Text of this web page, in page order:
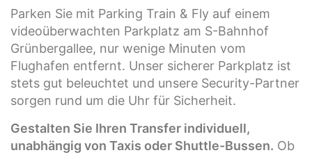
Parken Sie mit Parking Train & Fly auf einem
videoüberwachten Parkplatz am S-Bahnhof
Grünbergallee, nur wenige Minuten vom
Flughafen entfernt. Unser sicherer Parkplatz ist
stets gut beleuchtet und unsere Security-Partner
sorgen rund um die Uhr für Sicherheit.
Gestalten Sie Ihren Transfer individuell,
unabhängig von Taxis oder Shuttle-Bussen. Ob